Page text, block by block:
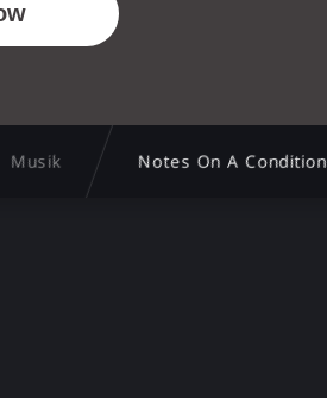
Musik Notes On A